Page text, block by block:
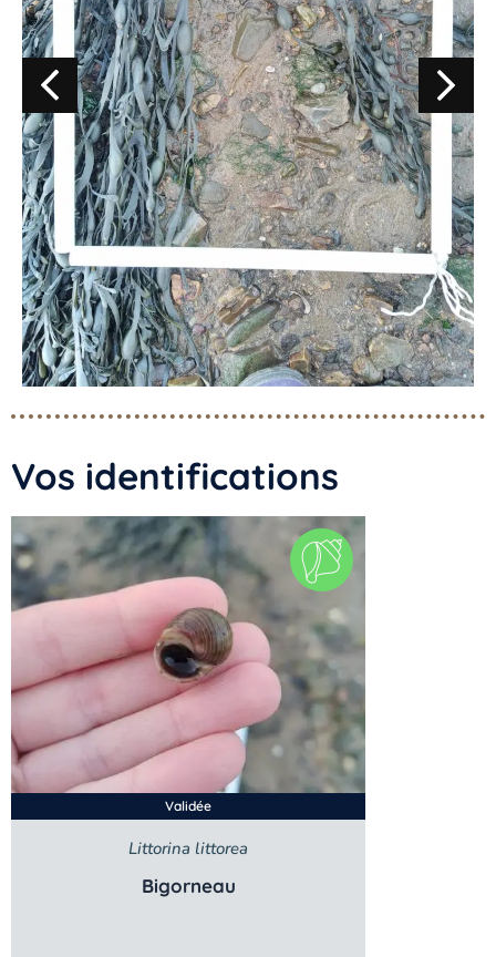
Vos identifications
Validée
Littorina littorea
Bigorneau